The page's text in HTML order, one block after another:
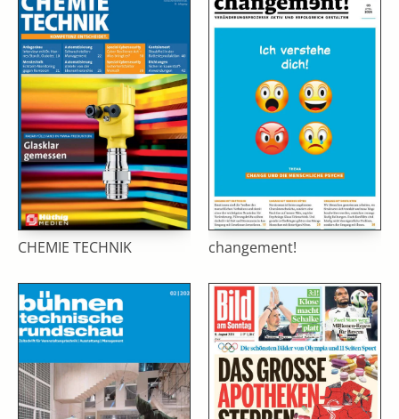
CHEMIE TECHNIK changement!